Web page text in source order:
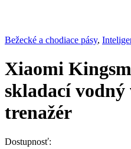
Bežecké a chodiace pásy,
Xiaomi
skladací vodný
trenažér
Dostupnosť: